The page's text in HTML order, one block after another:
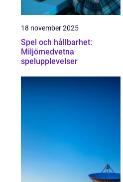
18 november 2025
Spel och hållbarhet:
Miljömedvetna
spelupplevelser